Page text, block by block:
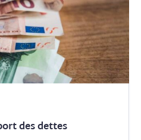
des dettes